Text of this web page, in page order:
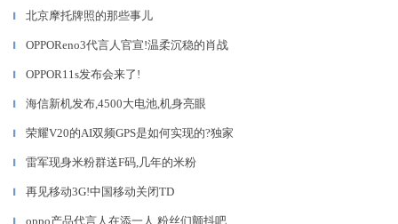
▎ 北京摩托牌照的那些事儿
▎ OPPOReno3代言人官宣!温柔沉稳的肖战
▎ OPPOR11s发布会来了!
▎ 海信新机发布,4500大电池,机身亮眼
▎ 荣耀V20的AI双频GPS是如何实现的?独家
▎ 雷军现身米粉群送F码,几年的米粉
▎ 再见移动3G!中国移动关闭TD
oppo产品代言人在添一人,粉丝们颤抖吧